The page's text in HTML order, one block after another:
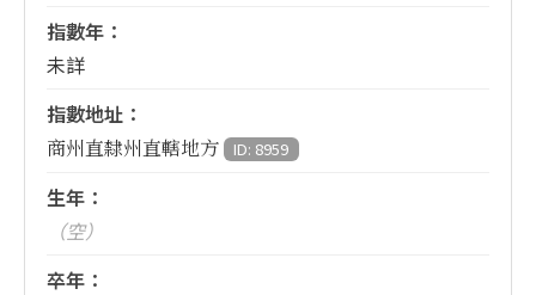
指數年：
未詳
指數地址：
商州直隸州直轄地方 ID: 8959
生年：
（空）
卒年：